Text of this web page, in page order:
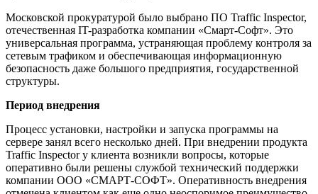
Московской прокуратурой было выбрано ПО Traffic Inspector,
отечественная IT-разработка компании «Смарт-Софт». Это
универсальная программа, устраняющая проблему контроля за
сетевым трафиком и обеспечивающая информационную
безопасность даже большого предприятия, государственной
структуры.
Период внедрения
Процесс установки, настройки и запуска программы на
сервере занял всего несколько дней. При внедрении продукта
Traffic Inspector у клиента возникли вопросы, которые
оперативно были решены службой технический поддержки
компании ООО «СМАРТ-СОФТ». Оперативность внедрения